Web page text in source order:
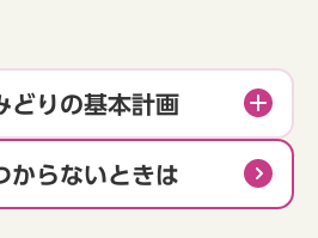
どりの基本計画
からないときは